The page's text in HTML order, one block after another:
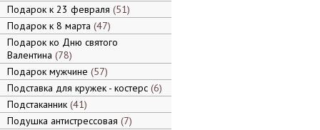
Подарок к 23 февраля 51
Подарок к 8 марта 47
Подарок ко Дню святого
Валентина 78
Подарок мужчине 57
Подставка для кружек - костерс 6
Подстаканник 41
Подушка антистрессовая 7